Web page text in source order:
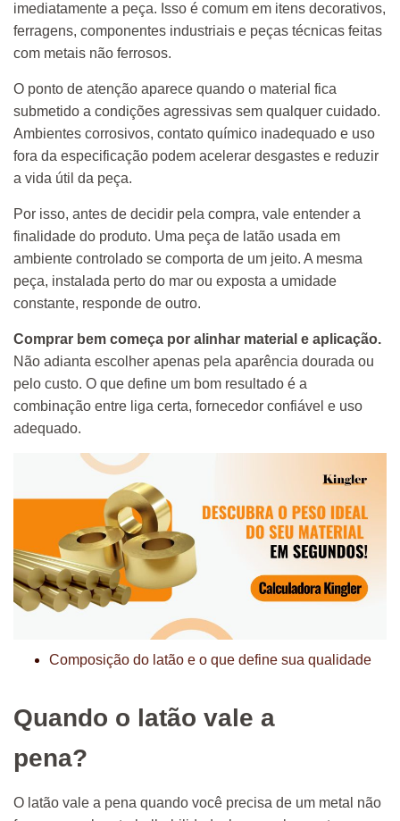
imediatamente a peça. Isso é comum em itens decorativos,
ferragens, componentes industriais e peças técnicas feitas
com metais não ferrosos.
O ponto de atenção aparece quando o material fica
submetido a condições agressivas sem qualquer cuidado.
Ambientes corrosivos, contato químico inadequado e uso
fora da especificação podem acelerar desgastes e reduzir
a vida útil da peça.
Por isso, antes de decidir pela compra, vale entender a
finalidade do produto. Uma peça de latão usada em
ambiente controlado se comporta de um jeito. A mesma
peça, instalada perto do mar ou exposta a umidade
constante, responde de outro.
Comprar bem começa por alinhar material e aplicação.
Não adianta escolher apenas pela aparência dourada ou
pelo custo. O que define um bom resultado é a
combinação entre liga certa, fornecedor confiável e uso
adequado.
Composição do latão e o que define sua qualidade
Quando o latão vale a
pena?
O latão vale a pena quando você precisa de um metal não